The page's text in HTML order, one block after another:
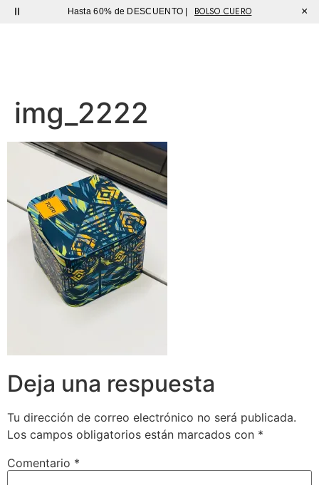
Hasta 60% de DESCUENTO | BOLSO CUERO ×
img_2222
Deja una respuesta
Tu dirección de correo electrónico no será publicada.
Los campos obligatorios están marcados con *
Comentario *